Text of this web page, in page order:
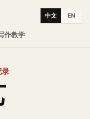
作教学
中文 EN
录